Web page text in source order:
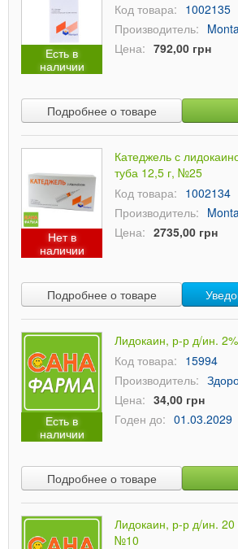
Есть в
наличии
Код товара: 1002135
Производитель:
Цена: 792,00 грн
Подробнее о товаре
Нет в
наличии
Катеджель с
туба 12,5 г, №25
Код товара: 1002134
Производитель:
Цена: 2735,00 грн
Подробнее о товаре
Есть в
наличии
Лидокаин, р-р д/ин.
Код товара: 15994
Производитель:
Цена: 34,00 грн
Годен до: 01.03.2029
Подробнее о товаре
Лидокаин, р-р д/ин.
№10